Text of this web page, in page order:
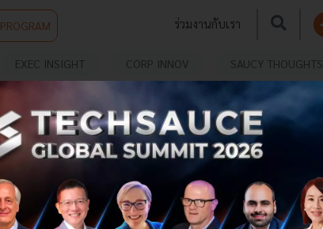
ร่วมงานกับเรา
EXEC INSIGHT CORP INNOV SAUCY THOUGHTS
วงจร BMI 30+ เมื่อความอ้วนคือเรื่องของ
โมน' ไม่ใช่แค่ 'พฤติกรรม'